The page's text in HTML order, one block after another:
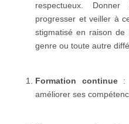
respectueux.
progresser et veiller à
stigmatisé en raison de
genre ou toute autre
Formation continue:
améliorer ses